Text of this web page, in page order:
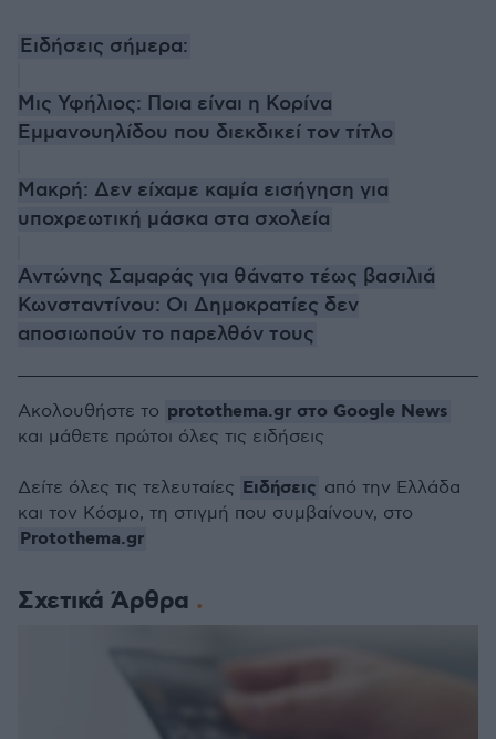
Ειδήσεις σήμερα:
Μις Υφήλιος: Ποια είναι η Κορίνα
Εμμανουηλίδου που διεκδικεί τον τίτλο
Μακρή: Δεν είχαμε καμία εισήγηση για
υποχρεωτική μάσκα στα σχολεία
Αντώνης Σαμαράς για θάνατο τέως βασιλιά
Κωνσταντίνου: Οι Δημοκρατίες δεν
αποσιωπούν το παρελθόν τους
Σχετικά Άρθρα
Ακολουθήστε το protothema.gr στο Google News
και μάθετε πρώτοι όλες τις ειδήσεις
Δείτε όλες τις τελευταίες Ειδήσεις από την Ελλάδα
και τον Κόσμο, τη στιγμή που συμβαίνουν, στο
Protothema.gr